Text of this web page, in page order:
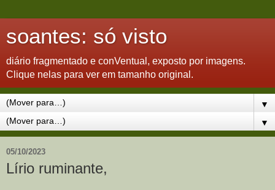
soantes: só visto
diário fragmentado e conVentual, exposto por imagens.
Clique nelas para ver em tamanho original.
▼
▼
05/10/2023
Lírio ruminante,